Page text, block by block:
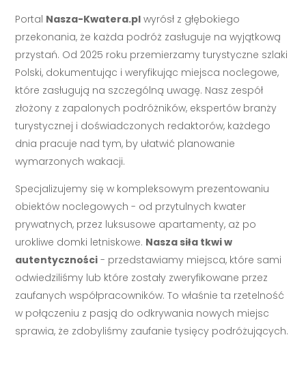
Portal Nasza-Kwatera.pl wyrósł z głębokiego
przekonania, że każda podróż zasługuje na wyjątkową
przystań. Od 2025 roku przemierzamy turystyczne szlaki
Polski, dokumentując i weryfikując miejsca noclegowe,
które zasługują na szczególną uwagę. Nasz zespół
złożony z zapalonych podróżników, ekspertów branży
turystycznej i doświadczonych redaktorów, każdego
dnia pracuje nad tym, by ułatwić planowanie
wymarzonych wakacji.
Specjalizujemy się w kompleksowym prezentowaniu
obiektów noclegowych - od przytulnych kwater
prywatnych, przez luksusowe apartamenty, aż po
urokliwe domki letniskowe. Nasza siła tkwi w
autentyczności - przedstawiamy miejsca, które sami
odwiedziliśmy lub które zostały zweryfikowane przez
zaufanych współpracowników. To właśnie ta rzetelność
w połączeniu z pasją do odkrywania nowych miejsc
sprawia, że zdobyliśmy zaufanie tysięcy podróżujących.